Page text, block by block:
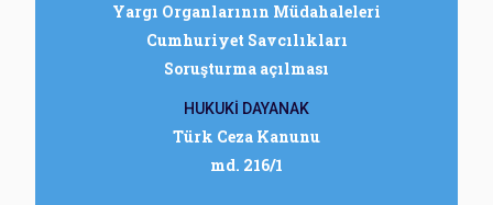
Yargı Organlarının Müdahaleleri
Cumhuriyet Savcılıkları
Soruşturma açılması
HUKUKİ DAYANAK
Türk Ceza Kanunu
md. 216/1